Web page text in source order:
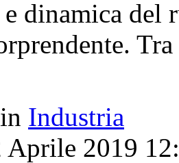
dinamica del
Industria
Aprile 2019